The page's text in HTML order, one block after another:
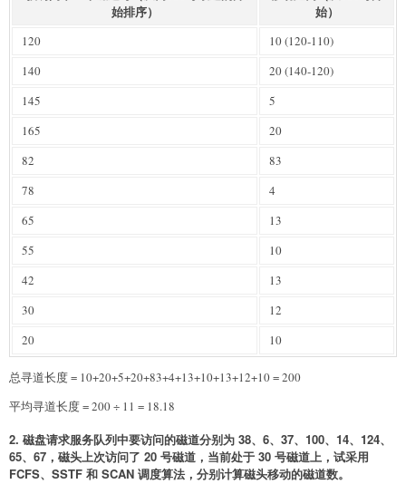
始排序）
始）
120
10 (120-110)
140
20 (140-120)
145
5
165
20
82
83
78
4
65
13
55
10
42
13
30
12
20
10
总寻道长度 = 10+20+5+20+83+4+13+10+13+12+10 = 200
平均寻道长度 = 200 ÷ 11 = 18.18
2. 磁盘请求服务队列中要访问的磁道分别为 38、6、37、100、14、124、
65、67，磁头上次访问了 20 号磁道，当前处于 30 号磁道上，试采用
FCFS、SSTF 和 SCAN 调度算法，分别计算磁头移动的磁道数。